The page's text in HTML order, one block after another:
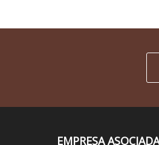
EMPRESA ASOCIADA